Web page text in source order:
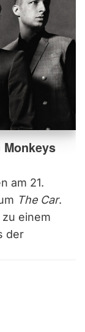
am 21.
The Car.
einem
der